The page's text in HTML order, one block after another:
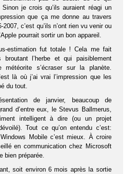
je crois qu’ils auraient réagi un
que ça me donne au travers
c’est qu’ils n’ont rien vu venir ou
pourrait sortir un bon appareil.
estimation fut totale ! Cela me fait
l’herbe et qui paisiblement
météorite s’écraser sur la planète.
là où j’ai vrai l’impression que les
du tout.
de janvier, beaucoup de
d’entre eux, le Stevus Ballmerus,
intelligent à dire (ou un projet
Tout ce qu’on entendu c’est:
Mobile c’est mieux. À croire
en communication chez Microsoft
bien préparée.
soit environ 6 mois après la sortie